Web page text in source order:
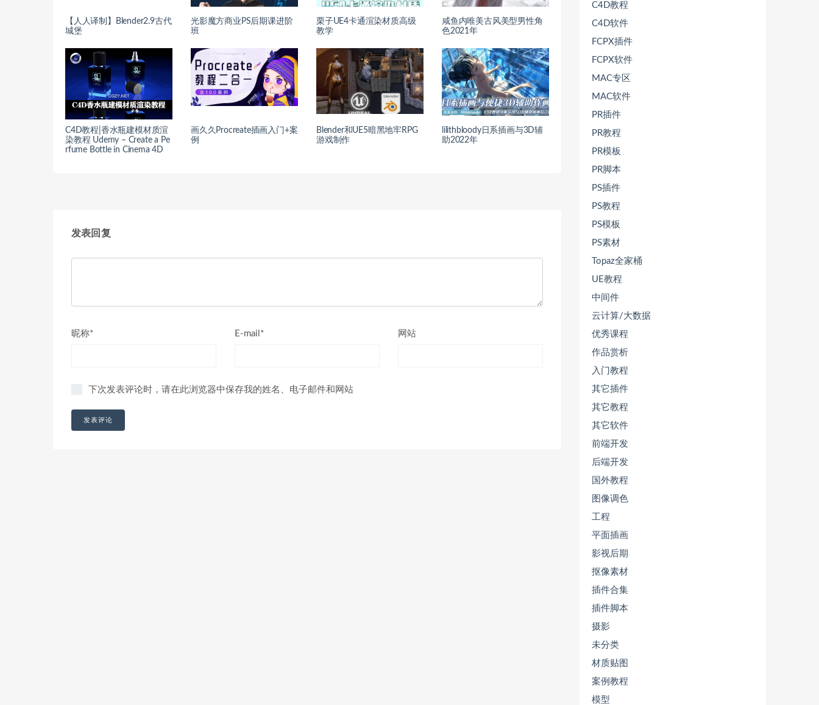
【人人译制】Blender2.9古代
城堡
光影魔方商业PS后期课进阶
班
栗子UE4卡通渲染材质高级
教学
咸鱼内唯美古风美型男性角
色2021年
C4D教程|香水瓶建模材质渲
染教程 Udemy – Create a Pe
rfume Bottle in Cinema 4D
画久久Procreate插画入门+案
例
Blender和UE5暗黑地牢RPG
游戏制作
lilithbloody日系插画与3D辅
助2022年
发表回复
昵称* E-mail* 网站
下次发表评论时，请在此浏览器中保存我的姓名、电子邮件和网站
C4D教程
C4D软件
FCPX插件
FCPX软件
MAC专区
MAC软件
PR插件
PR教程
PR模板
PR脚本
PS插件
PS教程
PS模板
PS素材
Topaz全家桶
UE教程
中间件
云计算/大数据
优秀课程
作品赏析
入门教程
其它插件
其它教程
其它软件
前端开发
后端开发
国外教程
图像调色
工程
平面插画
影视后期
抠像素材
插件合集
插件脚本
摄影
未分类
材质贴图
案例教程
模型